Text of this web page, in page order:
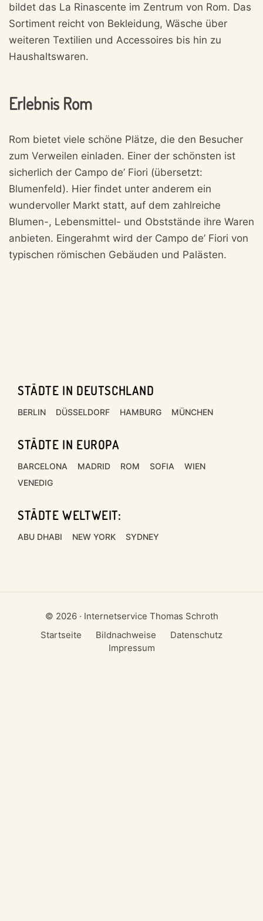
bildet das La Rinascente im Zentrum von Rom. Das
Sortiment reicht von Bekleidung, Wäsche über
weiteren Textilien und Accessoires bis hin zu
Haushaltswaren.
Erlebnis Rom
Rom bietet viele schöne Plätze, die den Besucher
zum Verweilen einladen. Einer der schönsten ist
sicherlich der Campo de’ Fiori (übersetzt:
Blumenfeld). Hier findet unter anderem ein
wundervoller Markt statt, auf dem zahlreiche
Blumen-, Lebensmittel- und Obststände ihre Waren
anbieten. Eingerahmt wird der Campo de’ Fiori von
typischen römischen Gebäuden und Palästen.
Footer
STÄDTE IN DEUTSCHLAND
BERLIN DÜSSELDORF HAMBURG MÜNCHEN
STÄDTE IN EUROPA
BARCELONA MADRID ROM SOFIA
WIEN
VENEDIG
STÄDTE WELTWEIT:
ABU DHABI NEW YORK SYDNEY
© 2026 · Internetservice Thomas Schroth
Startseite
Bildnachweise
Datenschutz
Impressum